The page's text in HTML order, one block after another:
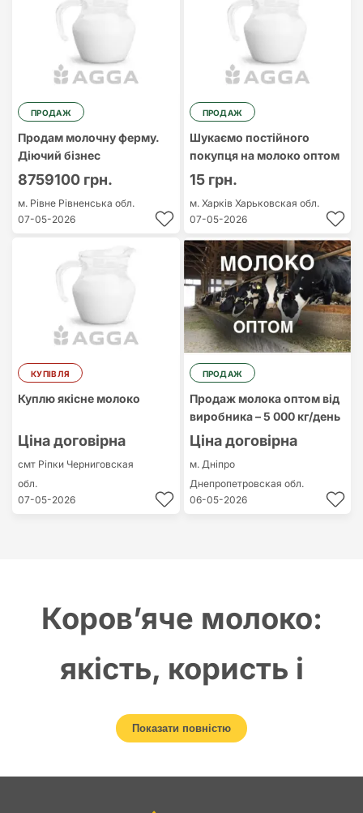
ПРОДАЖ
Продам молочну ферму.
Діючий бізнес
8759100 грн.
м. Рівне Рівненська обл.
07-05-2026
ПРОДАЖ
Шукаємо постійного
покупця на молоко оптом
15 грн.
м. Харків Харьковская обл.
07-05-2026
КУПІВЛЯ
Куплю якісне молоко
Ціна договірна
смт Ріпки Черниговская
обл.
07-05-2026
ПРОДАЖ
Продаж молока оптом від
виробника – 5 000 кг/день
Ціна договірна
м. Дніпро
Днепропетровская обл.
06-05-2026
Коров’яче молоко:
якість, користь і
ринок збуту
Показати повністю